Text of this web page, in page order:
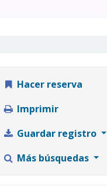
Hacer reserva
Imprimir
Guardar registro
Más búsquedas